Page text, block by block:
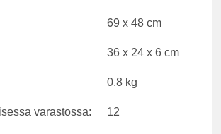
69 x 48 cm
36 x 24 x 6 cm
0.8 kg
varastossa: 12